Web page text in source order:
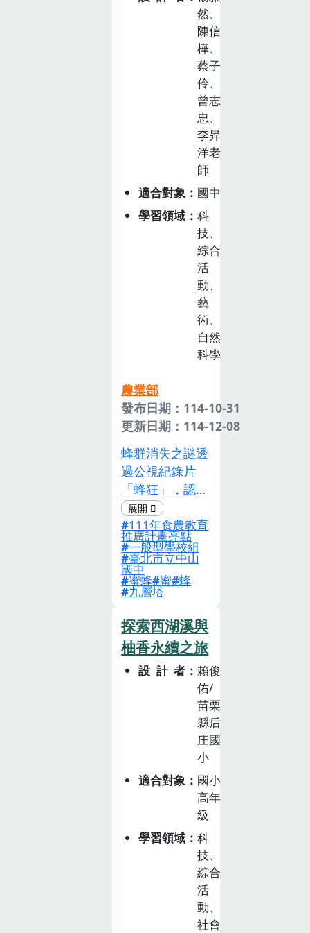
仁，微風輕拂，
也是當地人閒暇
道，當來自各地
的馬拉松跑者奔
跑於水圳旁的賽
道上，無不被兩
旁美麗的田園景
觀深深吸引。透
過此課程，讓學
生了解八堡圳的
歷史背景及重要
性，結合參訪當
地店家及手作米
食活動，對米食
產業及文化有更
深層的認識，提
升對家鄉的認同
與情感，並讓八
堡圳成為心中的
然、
陳信
樺、
蔡子
伶、
曾志
忠、
李昇
洋老
師
適合對象
國中
學習領域
科
技、
綜合
活
動、
藝
術、
自然
科學
農業部
發布日期：114-10-31
更新日期：114-12-08
蜂群消失之謎透
過公視紀錄片
「蜂狂」，認識
蜂群崩壞症候群
(Colony
Collapse
Disorder)，探
討事件的原因及
可能的解決方
案，並深入了解
農藥對生物及環
境的影響。蜜蜂
生態體驗認知蜜
蜂在農業授粉的
「蜜蜂觀察箱」
於教室內實際觀
察蜜蜂(社會組
成、臺灣蜜蜂種
類、特徵...等)，
再進行校外養蜂
場體驗，了解蜂
產品生產過程，
並進行DIY蜂蠟
布的製作。*觀
察箱借用和養蜂
場體驗皆與松山
111年食農教育
推廣計畫亮點
一般型學校組
臺北市立中山
國中
蜜蜂 蜜 蜂
九層塔
探索西湖溪與
柚香永續之旅
設計者
賴俊
佑/
苗栗
縣后
庄國
小
適合對象
國小
高年
級
學習領域
科
技、
綜合
活
動、
社會